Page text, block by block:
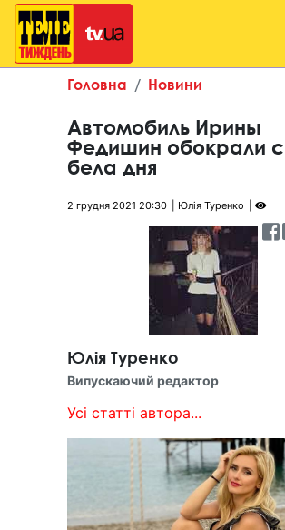
Головна Новини
Автомобиль Ирины
Федишин обокрали
бела дня
2 грудня 2021 20:30 Юлія Туренко
Юлія Туренко
Випускаючий редактор
Усі статті автора...